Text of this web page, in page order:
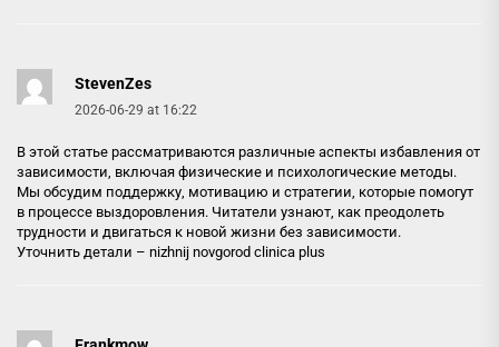
StevenZes
2026-06-29 at 16:22
В этой статье рассматриваются различные аспекты избавления от
зависимости, включая физические и психологические методы.
Мы обсудим поддержку, мотивацию и стратегии, которые помогут
в процессе выздоровления. Читатели узнают, как преодолеть
трудности и двигаться к новой жизни без зависимости.
Уточнить детали – nizhnij novgorod clinica plus